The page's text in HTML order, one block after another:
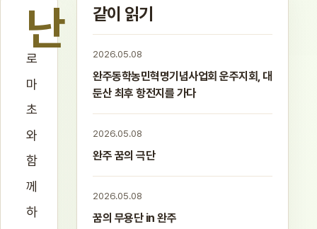
난
로
마
초
와
함
께
하
같이 읽기
2026.05.08
완주동학농민혁명기념사업회 운주지회, 대
둔산 최후 항전지를 가다
2026.05.08
완주 꿈의 극단
2026.05.08
꿈의 무용단 in 완주